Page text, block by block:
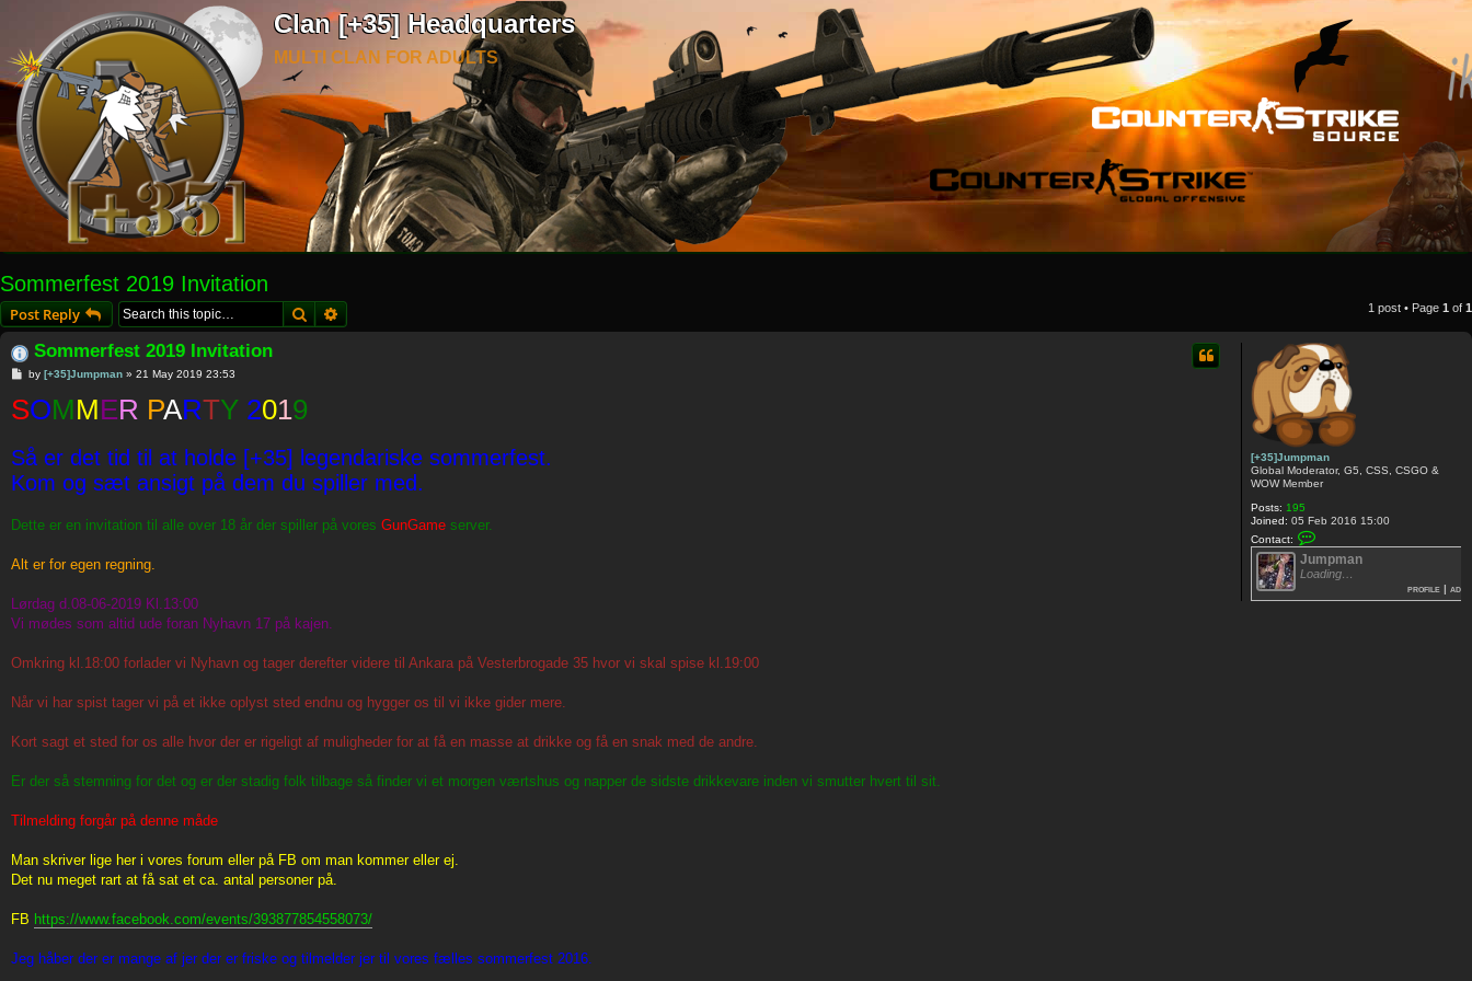
Clan [+35] Headquarters
MULTI CLAN FOR ADULTS
Sommerfest 2019 Invitation
Post Reply SearchAdvanced search 1 post • Page 1 of 1
[+35]Jumpman
Global Moderator, G5, CSS, CSGO &
WOW Member
Posts: 195
Joined: 05 Feb 2016 15:00
Contact:
o
n
t
c
Jumpman
Loading…
profile | add
Sommerfest 2019 Invitation
P
s
t
by [+35]Jumpman» 21 May 2019 23:53
SOMMER PARTY 2019
Så er det tid til at holde [+35] legendariske sommerfest.
Kom og sæt ansigt på dem du spiller med.
Dette er en invitation til alle over 18 år der spiller på vores GunGame server.
Alt er for egen regning.
Lørdag d.08-06-2019 Kl.13:00
Vi mødes som altid ude foran Nyhavn 17 på kajen.
Omkring kl.18:00 forlader vi Nyhavn og tager derefter videre til Ankara på Vesterbrogade 35 hvor vi skal spise kl.19:00
Når vi har spist tager vi på et ikke oplyst sted endnu og hygger os til vi ikke gider mere.
Kort sagt et sted for os alle hvor der er rigeligt af muligheder for at få en masse at drikke og få en snak med de andre.
Er der så stemning for det og er der stadig folk tilbage så finder vi et morgen værtshus og napper de sidste drikkevare inden vi smutter hvert til sit.
Tilmelding forgår på denne måde
Man skriver lige her i vores forum eller på FB om man kommer eller ej.
Det nu meget rart at få sat et ca. antal personer på.
FB https://www.facebook.com/events/393877854558073/
Jeg håber der er mange af jer der er friske og tilmelder jer til vores fælles sommerfest 2016.